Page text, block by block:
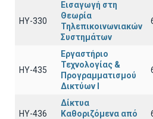
ΗΥ-330
Εισαγωγή στη
Θεωρία
Τηλεπικοινωνιακών
Συστημάτων
ΗΥ-435
Εργαστήριο
Τεχνολογίας &
Προγραμματισμού
Δικτύων Ι
ΗΥ-436
Δίκτυα
Καθοριζόμενα από